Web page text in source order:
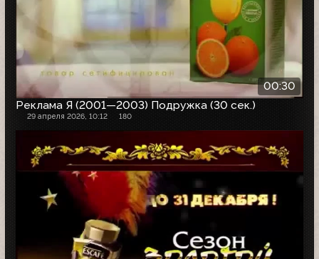
00:30
Реклама Я (2001—2003) Подружка (30 сек.)
29 апреля 2026, 10:12 180